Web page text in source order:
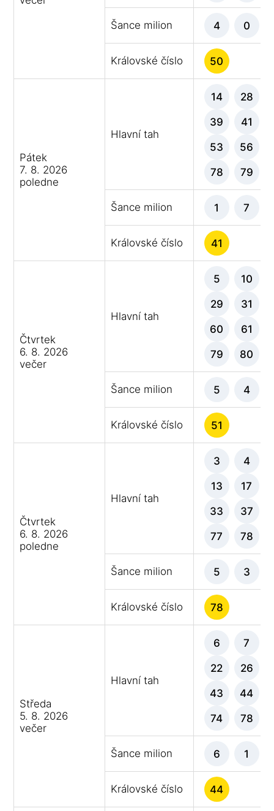
Šance milion 4 0
Královské číslo 50
Pátek
7. 8. 2026
poledne
Hlavní tah
14 28
39 41
53 56
78 79
Šance milion 1 7
Královské číslo 41
Čtvrtek
6. 8. 2026
večer
Hlavní tah
5 10
29 31
60 61
79 80
Šance milion 5 4
Královské číslo 51
Čtvrtek
6. 8. 2026
poledne
Hlavní tah
3 4
13 17
33 37
77 78
Šance milion 5 3
Královské číslo 78
Středa
5. 8. 2026
večer
Hlavní tah
6 7
22 26
43 44
74 78
Šance milion 6 1
Královské číslo 44